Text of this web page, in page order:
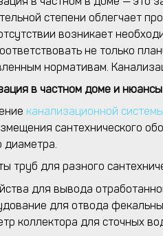
степени облегчает
возникает
не только
нормативам.
в частном доме и
канализационной системы
сантехнического
диаметра.
труб для разного
для вывода
для отвода
коллектора для сточных